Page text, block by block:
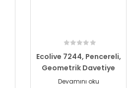
Ecolive 7244, Pencereli,
Geometrik Davetiye
Devamını oku